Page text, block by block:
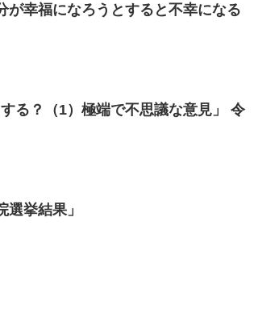
が幸福になろうとすると不幸になる
る？（1）極端で不思議な意見」 令
挙結果」